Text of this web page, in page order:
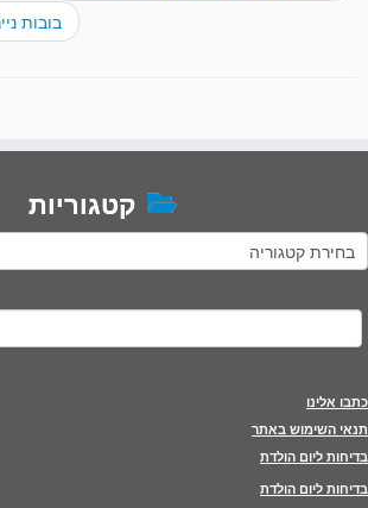
בובות
קטגוריות
קטגוריות
חיפוש:
כתבו אלינו
תנאי השימוש באתר
בדיחות ליום הולדת
בדיחות ליום הולדת